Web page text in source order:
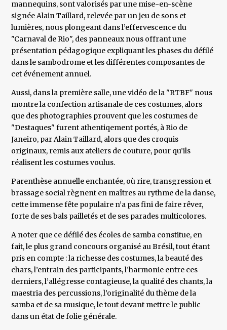
mannequins, sont valorisés par une mise-en-scène
signée Alain Taillard, relevée par un jeu de sons et
lumières, nous plongeant dans l’effervescence du
"Carnaval de Rio", des panneaux nous offrant une
présentation pédagogique expliquant les phases du défilé
dans le sambodrome et les différentes composantes de
cet événement annuel.
Aussi, dans la première salle, une vidéo de la "RTBF" nous
montre la confection artisanale de ces costumes, alors
que des photographies prouvent que les costumes de
"Destaques" furent athentiqement portés, à Rio de
Janeiro, par Alain Taillard, alors que des croquis
originaux, remis aux ateliers de couture, pour qu’ils
réalisent les costumes voulus.
Parenthèse annuelle enchantée, où rire, transgression et
brassage social règnent en maîtres au rythme de la danse,
cette immense fête populaire n’a pas fini de faire rêver,
forte de ses bals pailletés et de ses parades multicolores.
A noter que ​ce défilé des écoles de samba constitue, en
fait, le plus grand concours organisé au Brésil, tout étant
pris en compte : la richesse des costumes, la beauté des
chars, l’entrain des participants, l’harmonie entre ces
derniers, l’allégresse contagieuse, la qualité des chants, la
maestria des percussions, l’originalité du thème de la
samba et de sa musique, le tout devant mettre le public
dans un état de folie générale.